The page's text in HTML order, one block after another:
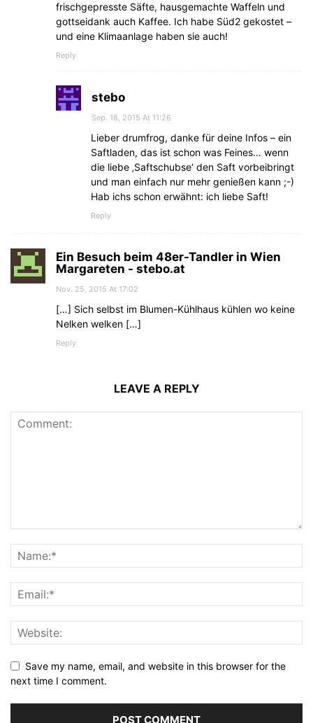
frischgepresste Säfte, hausgemachte Waffeln und
gottseidank auch Kaffee. Ich habe Süd2 gekostet –
und eine Klimaanlage haben sie auch!
Reply
stebo
Sep. 18, 2015 At 11:26
Lieber drumfrog, danke für deine Infos – ein
Saftladen, das ist schon was Feines… wenn
die liebe ‚Saftschubse‘ den Saft vorbeibringt
und man einfach nur mehr genießen kann ;-)
Hab ichs schon erwähnt: ich liebe Saft!
Reply
Ein Besuch beim 48er-Tandler in Wien
Margareten - stebo.at
Nov. 25, 2015 At 17:02
[…] Sich selbst im Blumen-Kühlhaus kühlen wo keine
Nelken welken […]
Reply
LEAVE A REPLY
Save my name, email, and website in this browser for the
next time I comment.